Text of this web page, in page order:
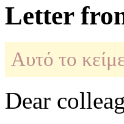
Letter
Αυτό το
Dear